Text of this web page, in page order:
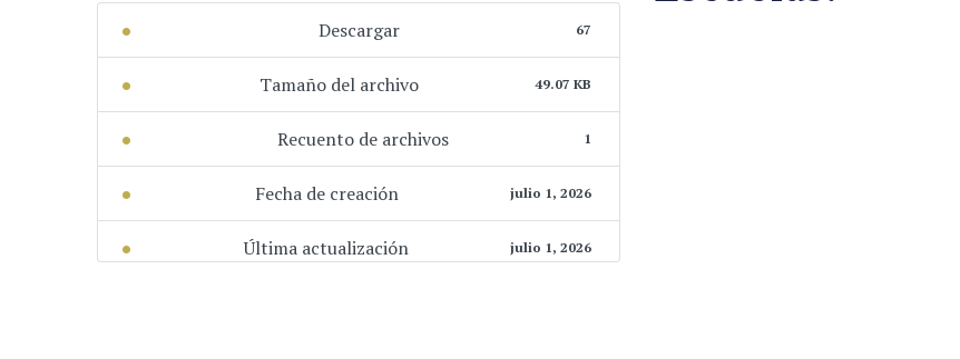
Descargar 67
Tamaño del archivo 49.07 KB
Recuento de archivos 1
Fecha de creación julio 1, 2026
Última actualización julio 1, 2026